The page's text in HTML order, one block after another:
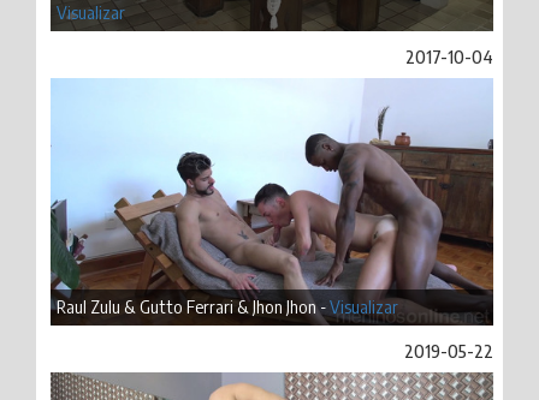
Visualizar
2017-10-04
Raul Zulu & Gutto Ferrari & Jhon Jhon -Visualizar
2019-05-22